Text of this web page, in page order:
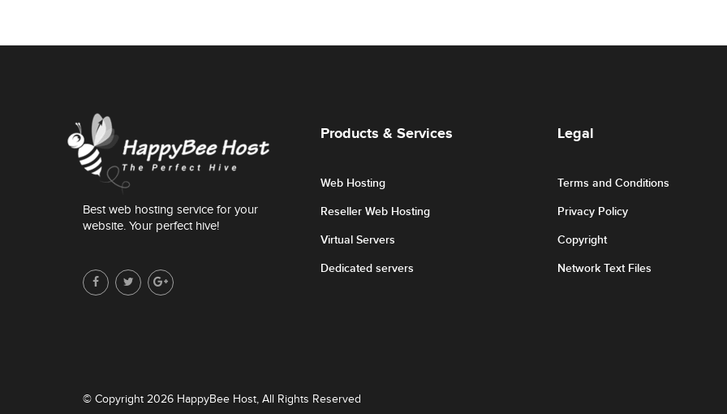
Best web hosting service for your
website. Your perfect hive!
Products & Services
Web Hosting
Reseller Web Hosting
Virtual Servers
Dedicated servers
Legal
Terms and Conditions
Privacy Policy
Copyright
Network Text Files
© Copyright 2026 HappyBee Host, All Rights Reserved